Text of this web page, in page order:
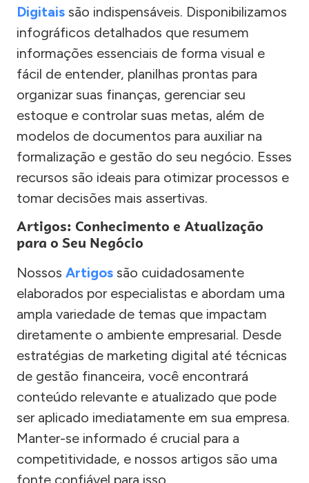
Digitais são indispensáveis. Disponibilizamos
infográficos detalhados que resumem
informações essenciais de forma visual e
fácil de entender, planilhas prontas para
organizar suas finanças, gerenciar seu
estoque e controlar suas metas, além de
modelos de documentos para auxiliar na
formalização e gestão do seu negócio. Esses
recursos são ideais para otimizar processos e
tomar decisões mais assertivas.
Artigos: Conhecimento e Atualização
para o Seu Negócio
Nossos Artigos são cuidadosamente
elaborados por especialistas e abordam uma
ampla variedade de temas que impactam
diretamente o ambiente empresarial. Desde
estratégias de marketing digital até técnicas
de gestão financeira, você encontrará
conteúdo relevante e atualizado que pode
ser aplicado imediatamente em sua empresa.
Manter-se informado é crucial para a
competitividade, e nossos artigos são uma